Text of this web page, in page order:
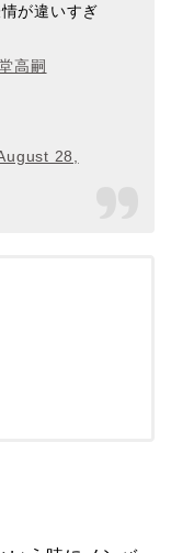
が違いすぎ
高嗣
28,